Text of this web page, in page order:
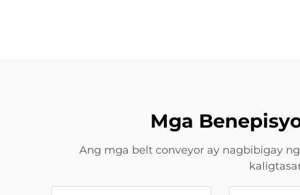
Mga
Ang mga belt conveyor ay nagbibigay